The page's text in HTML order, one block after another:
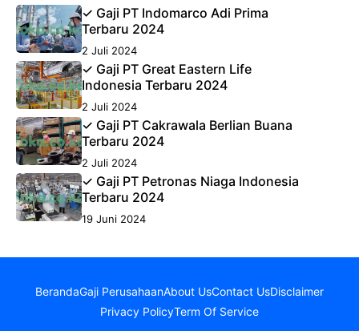
✓ Gaji PT Indomarco Adi Prima
Terbaru 2024
2 Juli 2024
✓ Gaji PT Great Eastern Life
Indonesia Terbaru 2024
2 Juli 2024
✓ Gaji PT Cakrawala Berlian Buana
Terbaru 2024
2 Juli 2024
✓ Gaji PT Petronas Niaga Indonesia
Terbaru 2024
19 Juni 2024
BerandaGaji PerusahaanAbout UsContact UsDisclaimer
Privacy PolicyTerm Of Service